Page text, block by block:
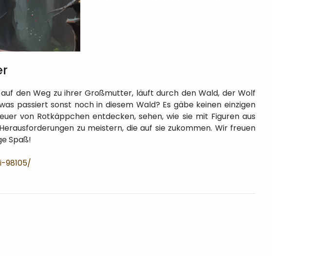
den Weg zu ihrer Großmutter, läuft durch den Wald, der Wolf
passiert sonst noch in diesem Wald? Es gäbe keinen einzigen
von Rotkäppchen entdecken, sehen, wie sie mit Figuren aus
zu meistern, die auf sie zukommen. Wir freuen
Spaß!
98105/